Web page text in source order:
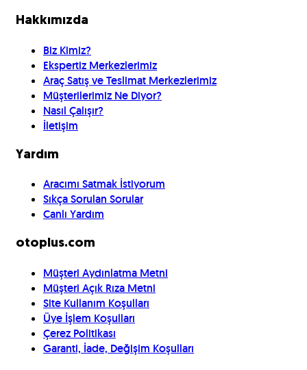
Hakkımızda
Biz Kimiz?
Ekspertiz Merkezlerimiz
Araç Satış ve Teslimat Merkezlerimiz
Müşterilerimiz Ne Diyor?
Nasıl Çalışır?
İletişim
Yardım
Aracımı Satmak İstiyorum
Sıkça Sorulan Sorular
Canlı Yardım
otoplus.com
Müşteri Aydınlatma Metni
Müşteri Açık Rıza Metni
Site Kullanım Koşulları
Üye İşlem Koşulları
Çerez Politikası
Garanti, İade, Değişim Koşulları